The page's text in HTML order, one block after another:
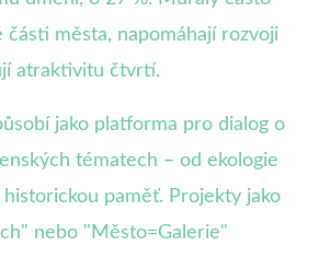
části města, napomáhají rozvoji
atraktivitu čtvrtí.
jako platforma pro dialog o
tématech – od ekologie
paměť. Projekty jako
nebo "Město=Galerie"